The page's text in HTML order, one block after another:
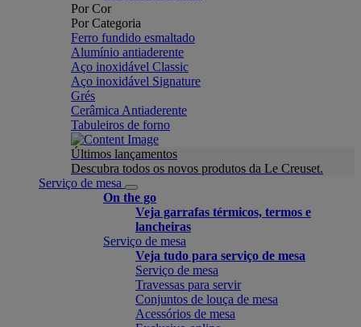
Por Cor
Por Categoria
Ferro fundido esmaltado
Alumínio antiaderente
Aço inoxidável Classic
Aço inoxidável Signature
Grés
Cerâmica Antiaderente
Tabuleiros de forno
Últimos lançamentos
Descubra todos os novos produtos da Le Creuset.
Serviço de mesa
On the go
Veja garrafas térmicos, termos e
lancheiras
Serviço de mesa
Veja tudo para serviço de mesa
Serviço de mesa
Travessas para servir
Conjuntos de louça de mesa
Acessórios de mesa